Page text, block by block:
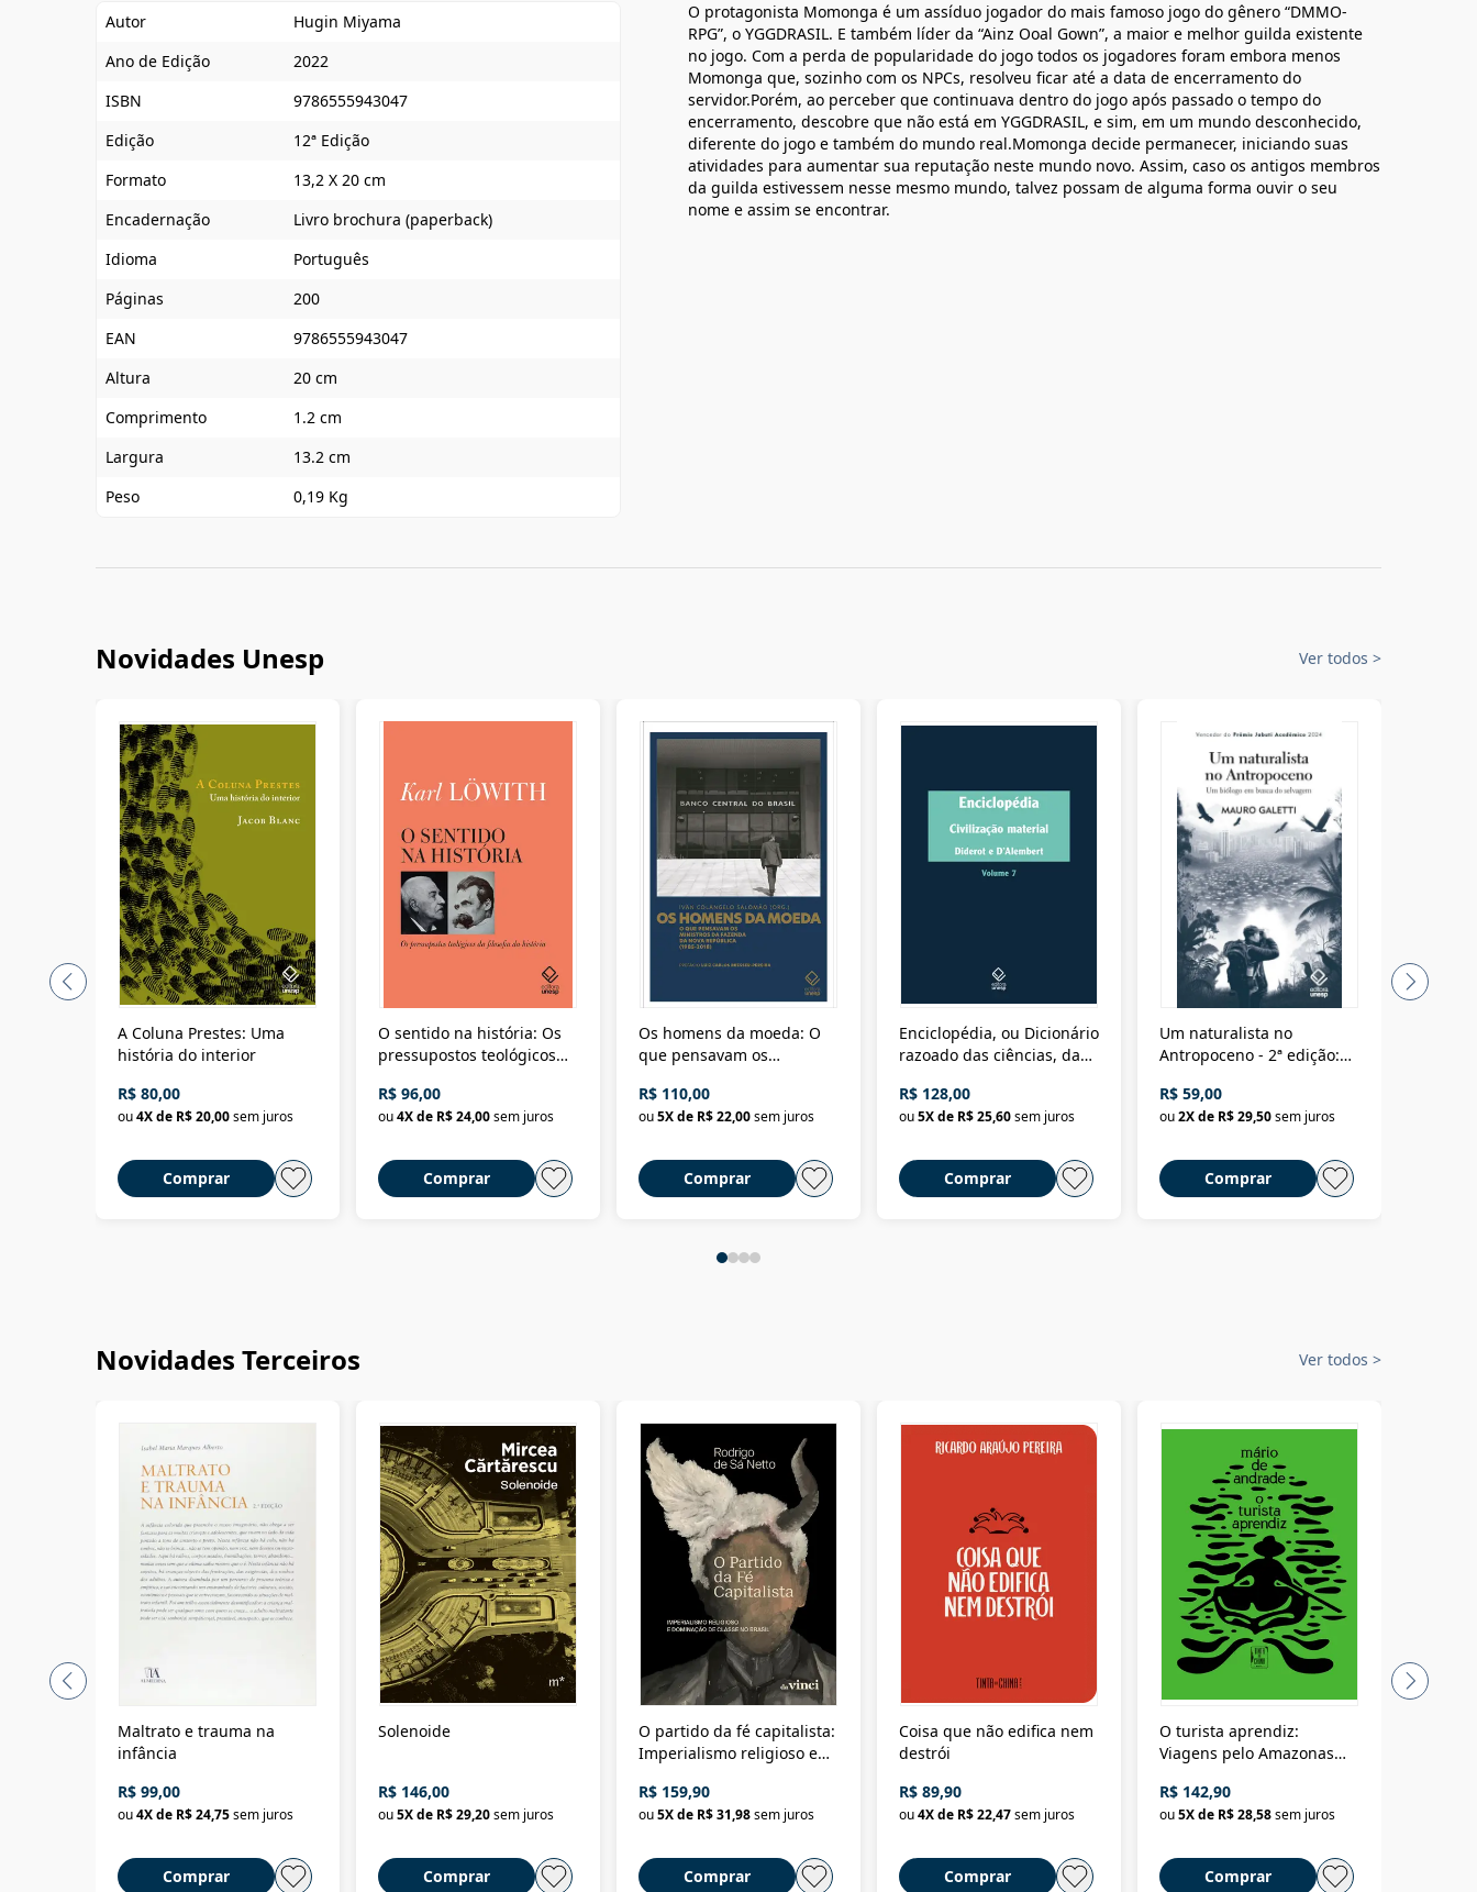
Autor
Hugin Miyama
Ano de Edição
2022
ISBN
9786555943047
Edição
12ª Edição
Formato
13,2 X 20 cm
Encadernação
Livro brochura (paperback)
Idioma
Português
Páginas
200
EAN
9786555943047
Altura
20 cm
Comprimento
1.2 cm
Largura
13.2 cm
Peso
0,19 Kg
O protagonista Momonga é um assíduo jogador do mais famoso jogo do gênero “DMMO-
RPG”, o YGGDRASIL. E também líder da “Ainz Ooal Gown”, a maior e melhor guilda existente
no jogo. Com a perda de popularidade do jogo todos os jogadores foram embora menos
Momonga que, sozinho com os NPCs, resolveu ficar até a data de encerramento do
servidor.Porém, ao perceber que continuava dentro do jogo após passado o tempo do
encerramento, descobre que não está em YGGDRASIL, e sim, em um mundo desconhecido,
diferente do jogo e também do mundo real.Momonga decide permanecer, iniciando suas
atividades para aumentar sua reputação neste mundo novo. Assim, caso os antigos membros
da guilda estivessem nesse mesmo mundo, talvez possam de alguma forma ouvir o seu
nome e assim se encontrar.
Novidades Unesp Ver todos >
A Coluna Prestes: Uma
história do interior
R$ 80,00
ou4X de R$ 20,00sem juros
Comprar
O sentido na história: Os
pressupostos teológicos
R$ 96,00
ou4X de R$ 24,00sem juros
Comprar
Os homens da moeda: O
que pensavam os
Nova República (1985-
2018)
R$ 110,00
ou5X de R$ 22,00sem juros
Comprar
Enciclopédia, ou Dicionário
razoado das ciências, das
Civilização material
R$ 128,00
ou5X de R$ 25,60sem juros
Comprar
Um naturalista no
Antropoceno - 2ª edição:
selvagem
R$ 59,00
ou2X de R$ 29,50sem juros
Comprar
Novidades Terceiros Ver todos >
Maltrato e trauma na
infância
R$ 99,00
ou4X de R$ 24,75sem juros
Comprar
Solenoide
R$ 146,00
ou5X de R$ 29,20sem juros
Comprar
O partido da fé capitalista:
Imperialismo religioso e
Brasil
R$ 159,90
ou5X de R$ 31,98sem juros
Comprar
Coisa que não edifica nem
destrói
R$ 89,90
ou4X de R$ 22,47sem juros
Comprar
O turista aprendiz:
Viagens pelo Amazonas
até a Bolívia e por Marajó
até dizer chega
R$ 142,90
ou5X de R$ 28,58sem juros
Comprar